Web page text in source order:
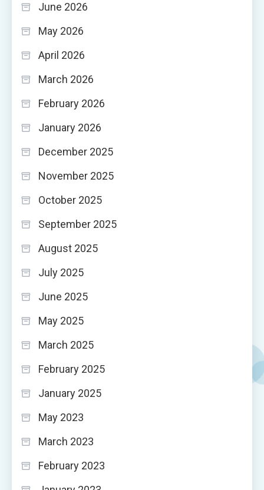
June 2026
May 2026
April 2026
March 2026
February 2026
January 2026
December 2025
November 2025
October 2025
September 2025
August 2025
July 2025
June 2025
May 2025
March 2025
February 2025
January 2025
May 2023
March 2023
February 2023